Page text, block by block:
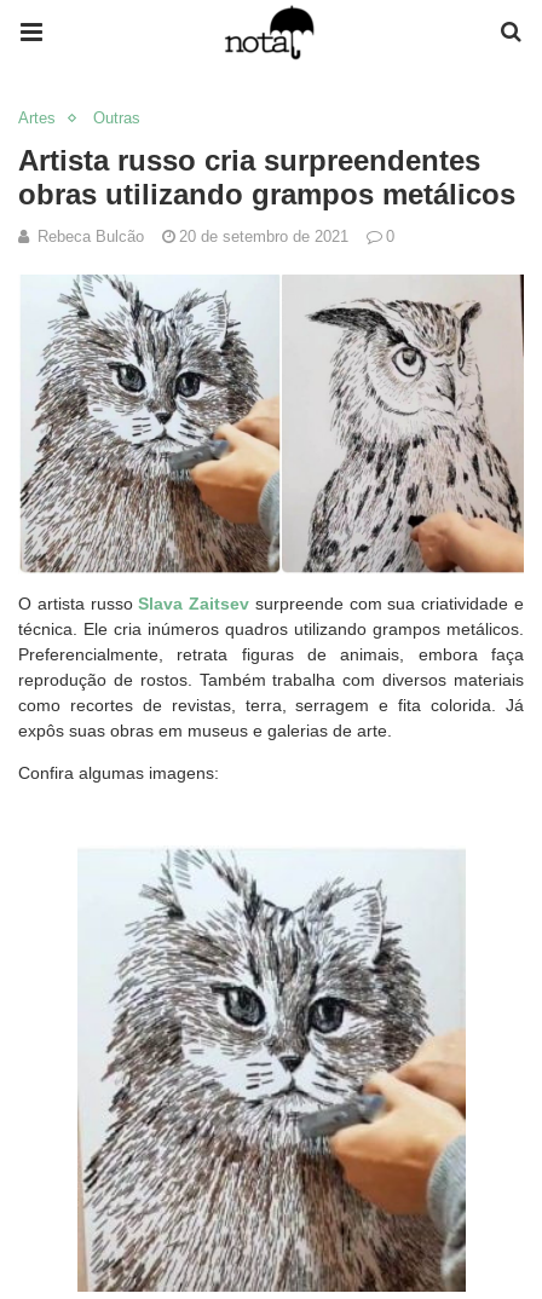
Artes Outras
Artista russo cria surpreendentes
obras utilizando grampos metálicos
Rebeca Bulcão 20 de setembro de 2021 0
O artista russoSlava Zaitsev surpreende com sua criatividade e
técnica. Ele cria inúmeros quadros utilizando grampos metálicos.
Preferencialmente, retrata figuras de animais, embora faça
reprodução de rostos. Também trabalha com diversos materiais
como recortes de revistas, terra, serragem e fita colorida. Já
expôs suas obras em museus e galerias de arte.
Confira algumas imagens: